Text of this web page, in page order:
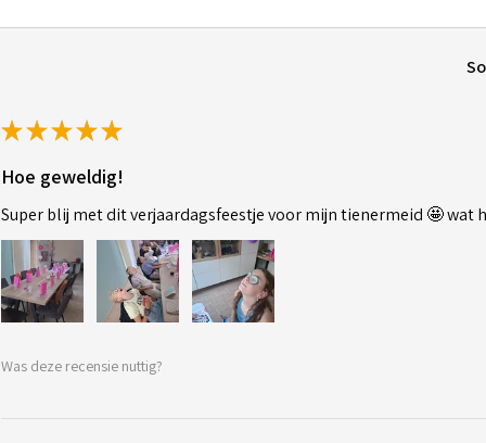
★★★★★
Hoe geweldig!
Super blij met dit verjaardagsfeestje voor mijn tienermeid 🤩 wat
Was deze recensie nuttig?